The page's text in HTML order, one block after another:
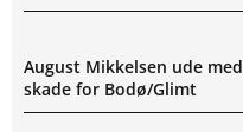
August Mikkelsen ude med
skade for Bodø/Glimt